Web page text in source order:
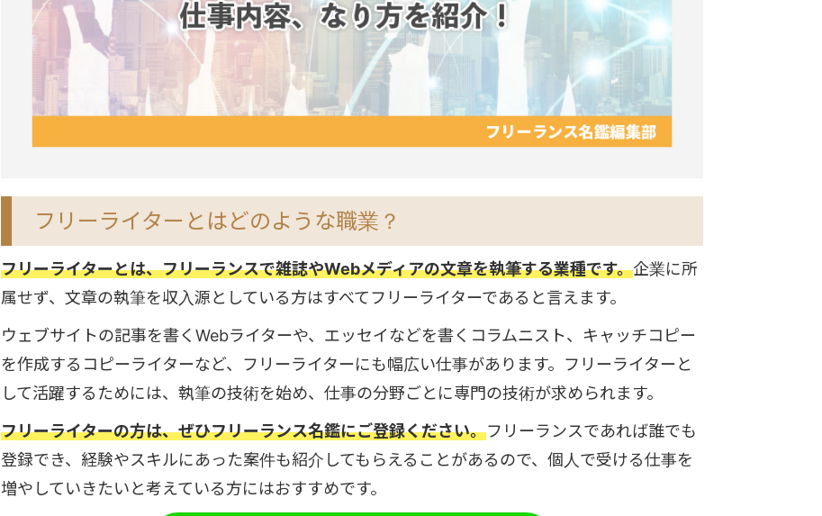
フリーライターとはどのような職業？
フリーライターとは、フリーランスで雑誌やWebメディアの文章を執筆する業種です。企業に所
属せず、文章の執筆を収入源としている方はすべてフリーライターであると言えます。
ウェブサイトの記事を書くWebライターや、エッセイなどを書くコラムニスト、キャッチコピー
を作成するコピーライターなど、フリーライターにも幅広い仕事があります。フリーライターと
して活躍するためには、執筆の技術を始め、仕事の分野ごとに専門の技術が求められます。
フリーライターの方は、ぜひフリーランス名鑑にご登録ください。フリーランスであれば誰でも
登録でき、経験やスキルにあった案件も紹介してもらえることがあるので、個人で受ける仕事を
増やしていきたいと考えている方にはおすすめです。